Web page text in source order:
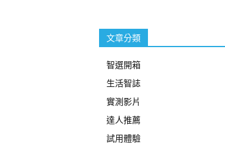
文章分類
智選開箱
生活智誌
實測影片
達人推薦
試用體驗